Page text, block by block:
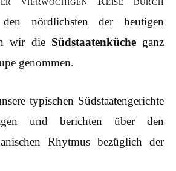
nördlichsten der heutigen
wir die Südstaatenkücheganz
genommen.
typischen Südstaatengerichte
und berichten über den
Rhytmus bezüglich der